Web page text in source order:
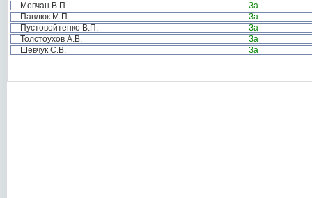
Мовчан В.П.
За
Павлюк М.П.
За
Пустовойтенко В.П.
За
Толстоухов А.В.
За
Шевчук С.В.
За